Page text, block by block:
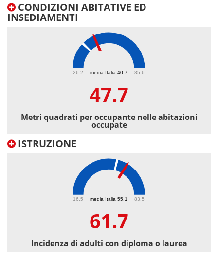
CONDIZIONI ABITATIVE ED
INSEDIAMENTI
media Italia 40.7
26.2 85.6
47.7
Metri quadrati per occupante nelle abitazioni
occupate
ISTRUZIONE
media Italia 55.1
16.5 83.5
61.7
Incidenza di adulti con diploma o laurea